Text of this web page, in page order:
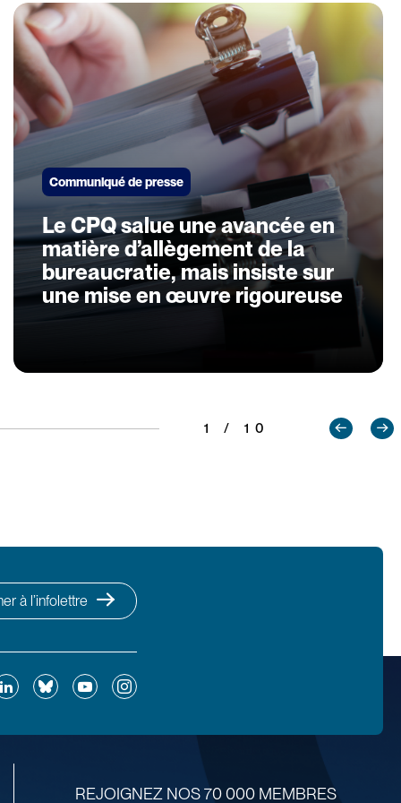
Communiqué de presse
Le CPQ salue une avancée en
matière d’allègement de la
bureaucratie, mais insiste sur
une mise en œuvre rigoureuse
1 / 10
à l’infolettre
BlueskyYouTubeInstagram
REJOIGNEZ NOS 70 000 MEMBRES